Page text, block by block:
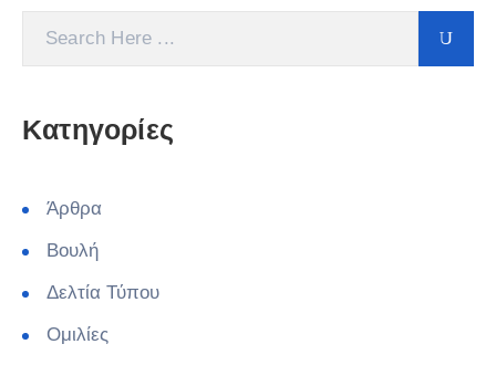
Kατηγορίες
Άρθρα
Βουλή
Δελτία Τύπου
Ομιλίες